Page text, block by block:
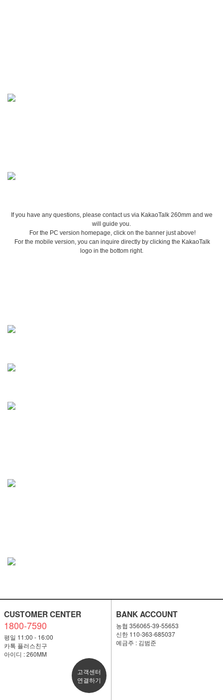
If you have any questions, please contact us via KakaoTalk 260mm and we
will guide you.
For the PC version homepage, click on the banner just above!
For the mobile version, you can inquire directly by clicking the KakaoTalk
logo in the bottom right.
CUSTOMER CENTER
1800-7590
평일 11:00 - 16:00
카톡 플러스친구
아이디 : 260MM
고객센터
연결하기
BANK ACCOUNT
농협 356065-39-55653
신한 110-363-685037
예금주 : 김범준